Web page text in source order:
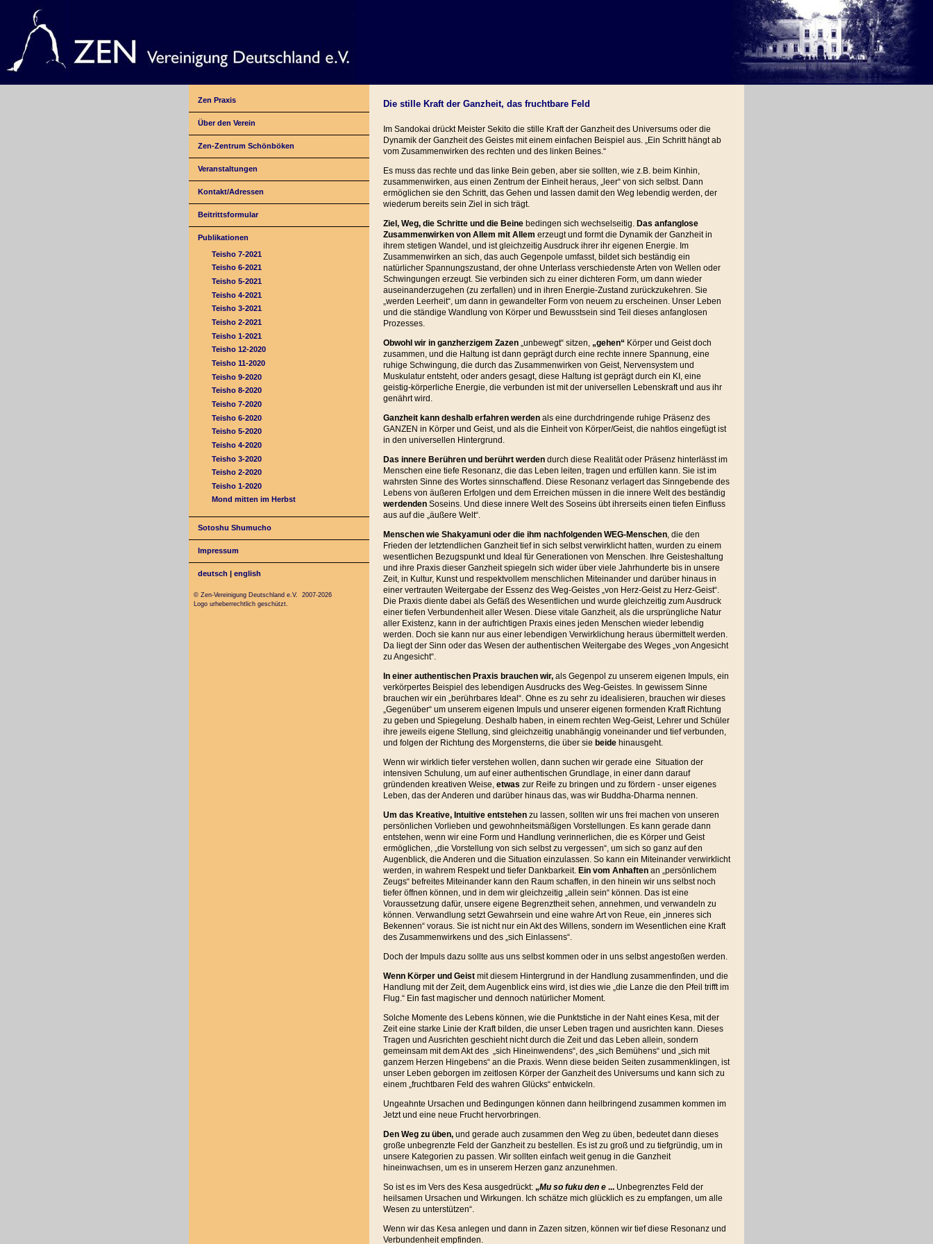
Zen Praxis
Über den Verein
Zen-Zentrum Schönböken
Veranstaltungen
Kontakt/Adressen
Beitrittsformular
Publikationen
Teisho 7-2021
Teisho 6-2021
Teisho 5-2021
Teisho 4-2021
Teisho 3-2021
Teisho 2-2021
Teisho 1-2021
Teisho 12-2020
Teisho 11-2020
Teisho 9-2020
Teisho 8-2020
Teisho 7-2020
Teisho 6-2020
Teisho 5-2020
Teisho 4-2020
Teisho 3-2020
Teisho 2-2020
Teisho 1-2020
Mond mitten im Herbst
Sotoshu Shumucho
Impressum
deutsch |english
Die stille Kraft der Ganzheit, das fruchtbare Feld
Im Sandokai drückt Meister Sekito die stille Kraft der Ganzheit des Universums oder die
Dynamik der Ganzheit des Geistes mit einem einfachen Beispiel aus. „Ein Schritt hängt ab
vom Zusammenwirken des rechten und des linken Beines.“
Es muss das rechte und das linke Bein geben, aber sie sollten, wie z.B. beim Kinhin,
zusammenwirken, aus einen Zentrum der Einheit heraus, „leer“ von sich selbst. Dann
ermöglichen sie den Schritt, das Gehen und lassen damit den Weg lebendig werden, der
wiederum bereits sein Ziel in sich trägt.
Ziel, Weg, die Schritte und die Beine bedingen sich wechselseitig. Das anfanglose
Zusammenwirken von Allem mit Allem erzeugt und formt die Dynamik der Ganzheit in
ihrem stetigen Wandel, und ist gleichzeitig Ausdruck ihrer ihr eigenen Energie. Im
Zusammenwirken an sich, das auch Gegenpole umfasst, bildet sich beständig ein
natürlicher Spannungszustand, der ohne Unterlass verschiedenste Arten von Wellen oder
Schwingungen erzeugt. Sie verbinden sich zu einer dichteren Form, um dann wieder
auseinanderzugehen (zu zerfallen) und in ihren Energie-Zustand zurückzukehren. Sie
„werden Leerheit“, um dann in gewandelter Form von neuem zu erscheinen. Unser Leben
und die ständige Wandlung von Körper und Bewusstsein sind Teil dieses anfanglosen
Prozesses.
Obwohl wir in ganzherzigem Zazen „unbewegt“ sitzen, „gehen“ Körper und Geist doch
zusammen, und die Haltung ist dann geprägt durch eine rechte innere Spannung, eine
ruhige Schwingung, die durch das Zusammenwirken von Geist, Nervensystem und
Muskulatur entsteht, oder anders gesagt, diese Haltung ist geprägt durch ein KI, eine
geistig-körperliche Energie, die verbunden ist mit der universellen Lebenskraft und aus ihr
genährt wird.
Ganzheit kann deshalb erfahren werden als eine durchdringende ruhige Präsenz des
GANZEN in Körper und Geist, und als die Einheit von Körper/Geist, die nahtlos eingefügt ist
in den universellen Hintergrund.
Das innere Berühren und berührt werden durch diese Realität oder Präsenz hinterlässt im
Menschen eine tiefe Resonanz, die das Leben leiten, tragen und erfüllen kann. Sie ist im
wahrsten Sinne des Wortes sinnschaffend. Diese Resonanz verlagert das Sinngebende des
Lebens von äußeren Erfolgen und dem Erreichen müssen in die innere Welt des beständig
werdenden Soseins. Und diese innere Welt des Soseins übt ihrerseits einen tiefen Einfluss
aus auf die „äußere Welt“.
Menschen wie Shakyamuni oder die ihm nachfolgenden WEG-Menschen, die den
Frieden der letztendlichen Ganzheit tief in sich selbst verwirklicht hatten, wurden zu einem
wesentlichen Bezugspunkt und Ideal für Generationen von Menschen. Ihre Geisteshaltung
und ihre Praxis dieser Ganzheit spiegeln sich wider über viele Jahrhunderte bis in unsere
Zeit, in Kultur, Kunst und respektvollem menschlichen Miteinander und darüber hinaus in
einer vertrauten Weitergabe der Essenz des Weg-Geistes „von Herz-Geist zu Herz-Geist“.
Die Praxis diente dabei als Gefäß des Wesentlichen und wurde gleichzeitig zum Ausdruck
einer tiefen Verbundenheit aller Wesen. Diese vitale Ganzheit, als die ursprüngliche Natur
aller Existenz, kann in der aufrichtigen Praxis eines jeden Menschen wieder lebendig
werden. Doch sie kann nur aus einer lebendigen Verwirklichung heraus übermittelt werden.
Da liegt der Sinn oder das Wesen der authentischen Weitergabe des Weges „von Angesicht
zu Angesicht“.
In einer authentischen Praxis brauchen wir, als Gegenpol zu unserem eigenen Impuls, ein
verkörpertes Beispiel des lebendigen Ausdrucks des Weg-Geistes. In gewissem Sinne
brauchen wir ein „berührbares Ideal“. Ohne es zu sehr zu idealisieren, brauchen wir dieses
„Gegenüber“ um unserem eigenen Impuls und unserer eigenen formenden Kraft Richtung
zu geben und Spiegelung. Deshalb haben, in einem rechten Weg-Geist, Lehrer und Schüler
ihre jeweils eigene Stellung, sind gleichzeitig unabhängig voneinander und tief verbunden,
und folgen der Richtung des Morgensterns, die über sie beide hinausgeht.
Wenn wir wirklich tiefer verstehen wollen, dann suchen wir gerade eine Situation der
intensiven Schulung, um auf einer authentischen Grundlage, in einer dann darauf
gründenden kreativen Weise, etwas zur Reife zu bringen und zu fördern - unser eigenes
Leben, das der Anderen und darüber hinaus das, was wir Buddha-Dharma nennen.
Um das Kreative, Intuitive entstehen zu lassen, sollten wir uns frei machen von unseren
persönlichen Vorlieben und gewohnheitsmäßigen Vorstellungen. Es kann gerade dann
entstehen, wenn wir eine Form und Handlung verinnerlichen, die es Körper und Geist
ermöglichen, „die Vorstellung von sich selbst zu vergessen“, um sich so ganz auf den
Augenblick, die Anderen und die Situation einzulassen. So kann ein Miteinander verwirklicht
werden, in wahrem Respekt und tiefer Dankbarkeit. Ein vom Anhaften an „persönlichem
Zeugs“ befreites Miteinander kann den Raum schaffen, in den hinein wir uns selbst noch
tiefer öffnen können, und in dem wir gleichzeitig „allein sein“ können. Das ist eine
Voraussetzung dafür, unsere eigene Begrenztheit sehen, annehmen, und verwandeln zu
können. Verwandlung setzt Gewahrsein und eine wahre Art von Reue, ein „inneres sich
Bekennen“ voraus. Sie ist nicht nur ein Akt des Willens, sondern im Wesentlichen eine Kraft
des Zusammenwirkens und des „sich Einlassens“.
Doch der Impuls dazu sollte aus uns selbst kommen oder in uns selbst angestoßen werden.
Wenn Körper und Geist mit diesem Hintergrund in der Handlung zusammenfinden, und die
Handlung mit der Zeit, dem Augenblick eins wird, ist dies wie „die Lanze die den Pfeil trifft im
Flug.“ Ein fast magischer und dennoch natürlicher Moment.
Solche Momente des Lebens können, wie die Punktstiche in der Naht eines Kesa, mit der
Zeit eine starke Linie der Kraft bilden, die unser Leben tragen und ausrichten kann. Dieses
Tragen und Ausrichten geschieht nicht durch die Zeit und das Leben allein, sondern
gemeinsam mit dem Akt des „sich Hineinwendens“, des „sich Bemühens“ und „sich mit
ganzem Herzen Hingebens“ an die Praxis. Wenn diese beiden Seiten zusammenklingen, ist
unser Leben geborgen im zeitlosen Körper der Ganzheit des Universums und kann sich zu
einem „fruchtbaren Feld des wahren Glücks“ entwickeln.
Ungeahnte Ursachen und Bedingungen können dann heilbringend zusammen kommen im
Jetzt und eine neue Frucht hervorbringen.
Den Weg zu üben, und gerade auch zusammen den Weg zu üben, bedeutet dann dieses
große unbegrenzte Feld der Ganzheit zu bestellen. Es ist zu groß und zu tiefgründig, um in
unsere Kategorien zu passen. Wir sollten einfach weit genug in die Ganzheit
hineinwachsen, um es in unserem Herzen ganz anzunehmen.
So ist es im Vers des Kesa ausgedrückt: „Mu so fuku den e ... Unbegrenztes Feld der
heilsamen Ursachen und Wirkungen. Ich schätze mich glücklich es zu empfangen, um alle
Wesen zu unterstützen“.
Wenn wir das Kesa anlegen und dann in Zazen sitzen, können wir tief diese Resonanz und
Verbundenheit empfinden.
© Zen-Vereinigung Deutschland e.V. 2007-2026
Logo urheberrechtlich geschützt.